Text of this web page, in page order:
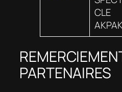
CLE
PARTENAIRES